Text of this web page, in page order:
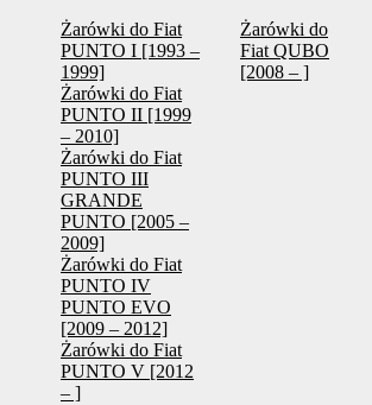
Żarówki do Fiat
PUNTO I [1993 –
1999]
Żarówki do Fiat
PUNTO II [1999
– 2010]
Żarówki do Fiat
PUNTO III
GRANDE
PUNTO [2005 –
2009]
Żarówki do Fiat
PUNTO IV
PUNTO EVO
[2009 – 2012]
Żarówki do Fiat
PUNTO V [2012
– ]
Żarówki do
Fiat QUBO
[2008 – ]